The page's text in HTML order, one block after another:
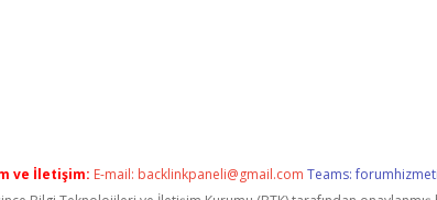
ve İletişim: E-mail: backlinkpaneli@gmail.com Teams: